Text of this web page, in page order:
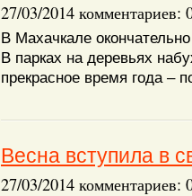
27/03/2014 комментариев:
В Махачкале
В парках на деревьях
прекрасное время года –
Весна вступила в
27/03/2014 комментариев: